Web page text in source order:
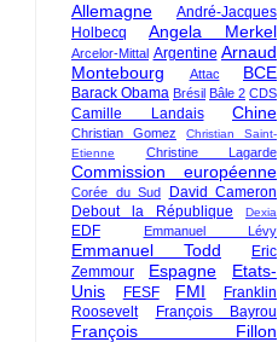
Allemagne
André-Jacques
Holbecq
Angela Merkel
Arcelor-Mittal Argentine Arnaud
Montebourg
Attac BCE
Barack Obama Brésil Bâle 2 CDS
Camille Landais Chine
Christian Gomez
Christian Saint-
Etienne
Christine Lagarde
Commission européenne
Corée du Sud
David Cameron
Debout la République
Dexia
EDF Emmanuel Lévy
Emmanuel Todd
Eric
Zemmour
Espagne
Etats-
Unis
FESF FMI
Franklin
Roosevelt
François Bayrou
François Fillon